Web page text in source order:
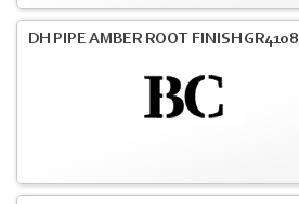
DH PIPE AMBER ROOT FINISH GR4108